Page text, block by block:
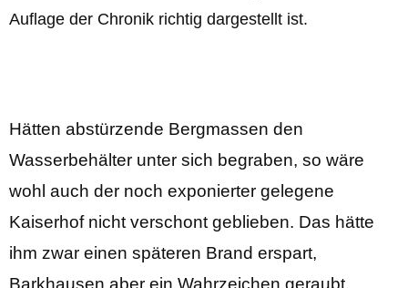
Auflage der Chronik richtig dargestellt ist.
Hätten abstürzende Bergmassen den
Wasserbehälter unter sich begraben, so wäre
wohl auch der noch exponierter gelegene
Kaiserhof nicht verschont geblieben. Das hätte
ihm zwar einen späteren Brand erspart,
Barkhausen aber ein Wahrzeichen geraubt,